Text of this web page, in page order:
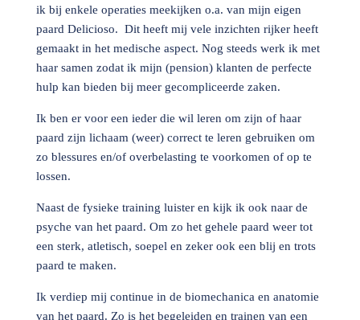
ik bij enkele operaties meekijken o.a. van mijn eigen
paard Delicioso. Dit heeft mij vele inzichten rijker heeft
gemaakt in het medische aspect. Nog steeds werk ik met
haar samen zodat ik mijn (pension) klanten de perfecte
hulp kan bieden bij meer gecompliceerde zaken.
Ik ben er voor een ieder die wil leren om zijn of haar
paard zijn lichaam (weer) correct te leren gebruiken om
zo blessures en/of overbelasting te voorkomen of op te
lossen.
Naast de fysieke training luister en kijk ik ook naar de
psyche van het paard. Om zo het gehele paard weer tot
een sterk, atletisch, soepel en zeker ook een blij en trots
paard te maken.
Ik verdiep mij continue in de biomechanica en anatomie
van het paard. Zo is het begeleiden en trainen van een